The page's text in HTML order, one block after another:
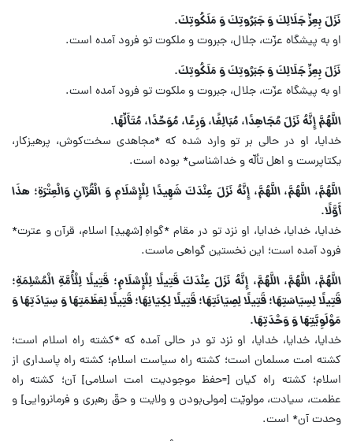
نَزَلَ بِعِزِّ جَلَالِكَ وَ جَبَرُوتِكَ وَ مَلَكُوتِكَ.
او به پیشگاه عزّت، جلال، جبروت و ملکوت تو فرود آمده است.
نَزَلَ بِعِزِّ جَلَالِكَ وَ جَبَرُوتِكَ وَ مَلَكُوتِكَ.
او به پیشگاه عزّت، جلال، جبروت و ملکوت تو فرود آمده است.
اللَّهُمَّ إِنَّهُ نَزَلَ مُجَاهِدًا، مُبَالِغًا، وَرِعًا، مُوَحِّدًا، مُتَأَلِّهًا.
خدایا، او در حالی بر تو وارد شده که *مجاهدی سخت‌کوش، پرهیزکار،
یکتاپرست و اهل تألّه و خداشناسی* بوده است.
اللَّهُمَّ، اللَّهُمَّ، اللَّهُمَّ، إِنَّهُ نَزَلَ عِنْدَكَ شَهِيدًا لِلْإِسْلَامِ وَ الْقُرْآنِ وَالْعِتْرَةِ؛ هذَا
أَوَّلًا.
خدایا، خدایا، خدایا، او نزد تو در مقام *گواهِ [شهیدِ] اسلام، قرآن و عترت*
فرود آمده است؛ این نخستین گواهی ماست.
اللَّهُمَّ، اللَّهُمَّ، اللَّهُمَّ، إِنَّهُ نَزَلَ عِنْدَكَ قَتِيلًا لِلْإِسْلَامِ؛ قَتِيلًا لِلْأُمَّةِ الْمُسْلِمَةِ؛
قَتِيلًا لِسِيَاسَتِهَا؛ قَتِيلًا لِصِيَانَتِهَا؛ قَتِيلًا لِكِيَانِهَا؛ قَتِيلًا لِعَظَمَتِهَا وَ سِيَادَتِهَا وَ
مَوْلَوِيَّتِهَا وَ وَحْدَتِهَا.
خدایا، خدایا، خدایا، او نزد تو در حالی آمده که *کشته راه اسلام است؛
کشته امت مسلمان است؛ کشته راه سیاست اسلام؛ کشته راه پاسداری از
اسلام؛ کشته راه کیان [=حفظ موجودیت امت اسلامی] آن؛ کشته راه
عظمت، سیادت، مولویّت [مولی‌بودن و ولایت و حقّ رهبری و فرمانروایی] و
وحدت آن* است.